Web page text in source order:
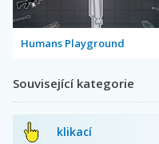
Humans Playground
Související kategorie
klikací